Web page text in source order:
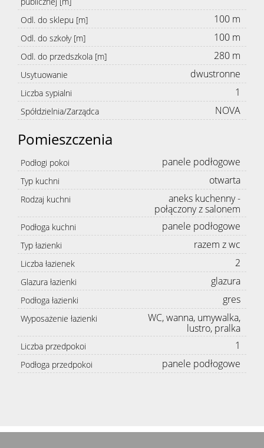
Odl. do sklepu [m] 100 m
Odl. do szkoły [m] 100 m
Odl. do przedszkola [m] 280 m
Usytuowanie dwustronne
Liczba sypialni 1
Spółdzielnia/Zarządca NOVA
Pomieszczenia
Podłogi pokoi panele podłogowe
Typ kuchni otwarta
Rodzaj kuchni
aneks kuchenny -
połączony z salonem
Podłoga kuchni panele podłogowe
Typ łazienki razem z wc
Liczba łazienek 2
Glazura łazienki glazura
Podłoga łazienki gres
Wyposażenie łazienki
WC, wanna, umywalka,
lustro, pralka
Liczba przedpokoi 1
Podłoga przedpokoi panele podłogowe